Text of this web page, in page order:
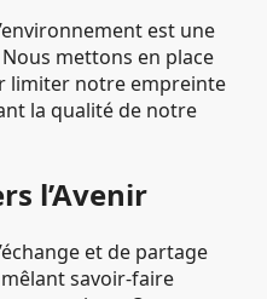
est une
mettons en place
limiter notre empreinte
la qualité de notre
l’Avenir
et de partage
savoir-faire